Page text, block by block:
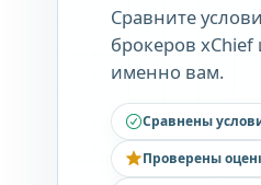
Сравните
брокеров
именно вам.
Сравнены
Проверены